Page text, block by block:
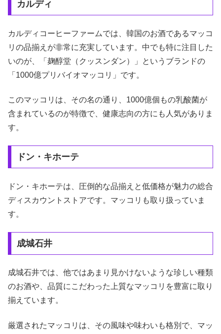
カルディ
カルディコーヒーファームでは、韓国のお酒であるマッコ
リの品揃えが非常に充実しています。中でも特に注目した
いのが、「麹醇堂（クッスンダン）」というブランドの
「1000億プリバイオマッコリ」です。
このマッコリは、その名の通り、1000億個もの乳酸菌が
含まれているのが特徴で、健康志向の方にも人気がありま
す。
ドン・キホーテ
ドン・キホーテは、圧倒的な品揃えと低価格が魅力の総合
ディスカウントストアです。マッコリも取り扱っていま
す。
成城石井
成城石井では、他ではあまり見かけないような珍しい種類
のお酒や、品質にこだわった上質なマッコリを豊富に取り
揃えています。
厳選されたマッコリは、その風味や味わいも格別で、マッ